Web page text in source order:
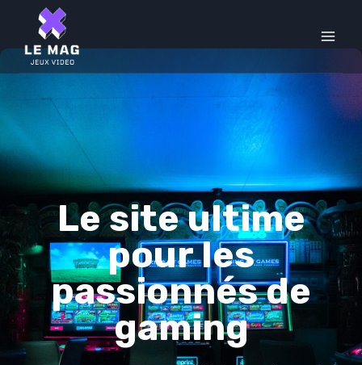
content
Le site ultime
pour les
passionnés de
gaming